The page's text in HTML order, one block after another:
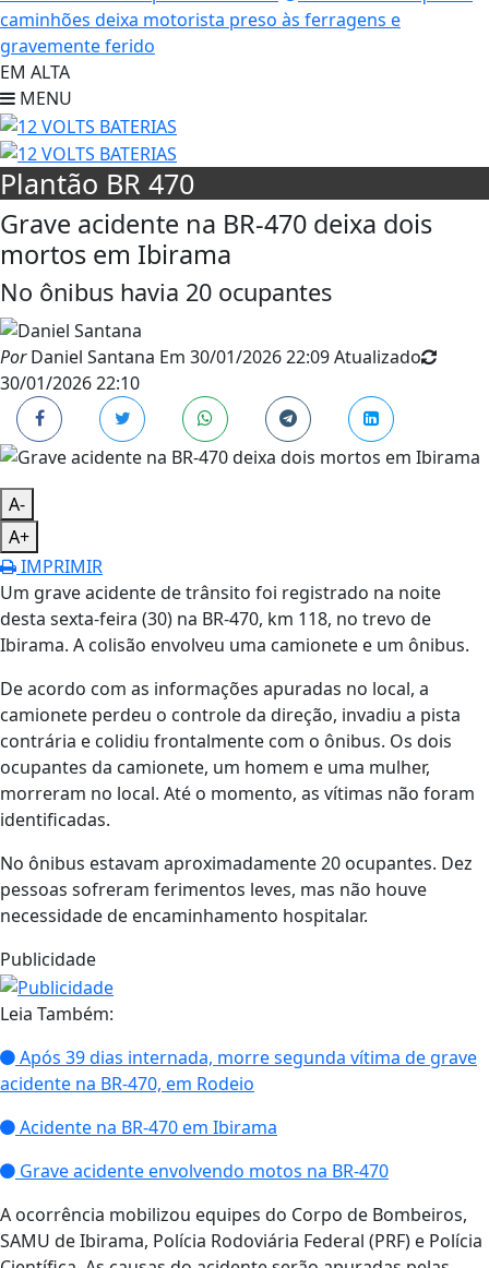
caminhões deixa motorista preso às ferragens e
gravemente ferido
EM ALTA
MENU
Plantão BR 470
Grave acidente na BR-470 deixa dois
mortos em Ibirama
No ônibus havia 20 ocupantes
PorDaniel Santana Em 30/01/2026 22:09Atualizado
30/01/2026 22:10
A-
A+
IMPRIMIR
Um grave acidente de trânsito foi registrado na noite
desta sexta-feira (30) na BR-470, km 118, no trevo de
Ibirama. A colisão envolveu uma camionete e um ônibus.
De acordo com as informações apuradas no local, a
camionete perdeu o controle da direção, invadiu a pista
contrária e colidiu frontalmente com o ônibus. Os dois
ocupantes da camionete, um homem e uma mulher,
morreram no local. Até o momento, as vítimas não foram
identificadas.
No ônibus estavam aproximadamente 20 ocupantes. Dez
pessoas sofreram ferimentos leves, mas não houve
necessidade de encaminhamento hospitalar.
Publicidade
Leia Também:
Após 39 dias internada, morre segunda vítima de grave
acidente na BR-470, em Rodeio
Acidente na BR-470 em Ibirama
Grave acidente envolvendo motos na BR-470
A ocorrência mobilizou equipes do Corpo de Bombeiros,
SAMU de Ibirama, Polícia Rodoviária Federal (PRF) e Polícia